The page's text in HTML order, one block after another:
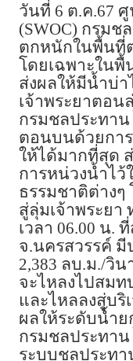
วันที่ 6 ต.ค.67
(SWOC) กรมช
ตกหนักในพื้นที่
โดยเฉพาะใน
ส่งผลให้มีน้ำบ่
เจ้าพระยาตอน
กรมชลประทา
ตอนบนด้วยการ
ให้ได้มากที่สุด
การหน่วงน้ำไ
ธรรมชาติต่างๆ
สู่ลุ่มเจ้าพระยา
เวลา 06.00 น.
จ.นครสวรรค์
2,383 ลบ.ม./วิ
จะไหลงไปสม
และไหลลงสู่บริ
ผลให้ระดับน้ำ
กรมชลประทาน
ระบบชลประทา